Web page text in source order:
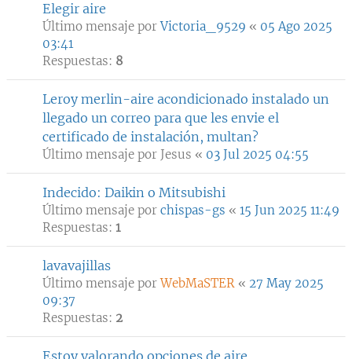
Elegir aire
Último mensaje porVictoria_9529 « 05 Ago 2025
03:41
Respuestas: 8
Leroy merlin-aire acondicionado instalado un
llegado un correo para que les envie el
certificado de instalación, multan?
Último mensaje por Jesus « 03 Jul 2025 04:55
Indecido: Daikin o Mitsubishi
Último mensaje por chispas-gs « 15 Jun 2025 11:49
Respuestas: 1
lavavajillas
Último mensaje porWebMaSTER « 27 May 2025
09:37
Respuestas: 2
Estoy valorando opciones de aire